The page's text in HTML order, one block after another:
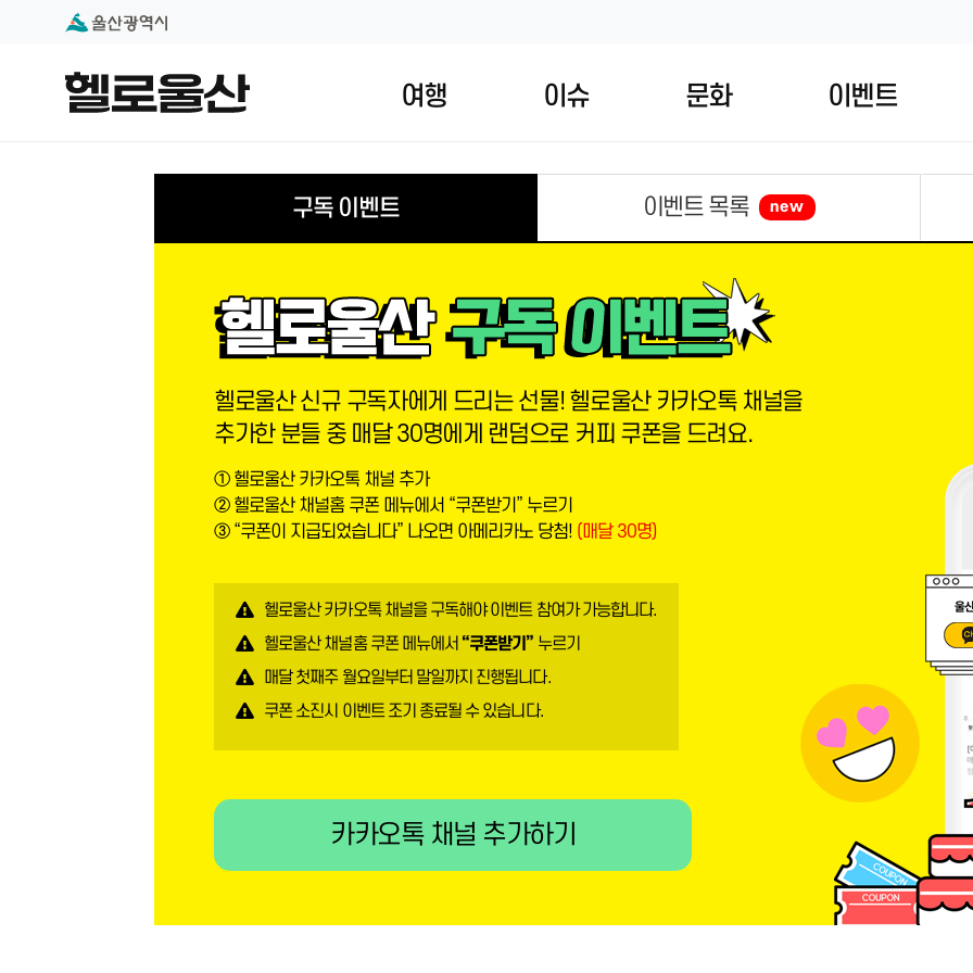
본문 내용 바로가기
대메뉴 바로가기
여행 이슈 문화 이벤트
구독 이벤트 이벤트 목록 new
헬로울산 신규 구독자에게 드리는 선물! 헬로울산 카카오톡 채널을
추가한 분들 중 매달 30명에게 랜덤으로 커피 쿠폰을 드려요.
① 헬로울산 카카오톡 채널 추가
② 헬로울산 채널홈 쿠폰 메뉴에서 “쿠폰받기” 누르기
③ “쿠폰이 지급되었습니다” 나오면 아메리카노 당첨! (매달 30명)
헬로울산 카카오톡 채널을 구독해야 이벤트 참여가 가능합니다.
헬로울산 채널홈 쿠폰 메뉴에서 “쿠폰받기” 누르기
매달 첫째주 월요일부터 말일까지 진행됩니다.
쿠폰 소진시 이벤트 조기 종료될 수 있습니다.
카카오톡 채널 추가하기